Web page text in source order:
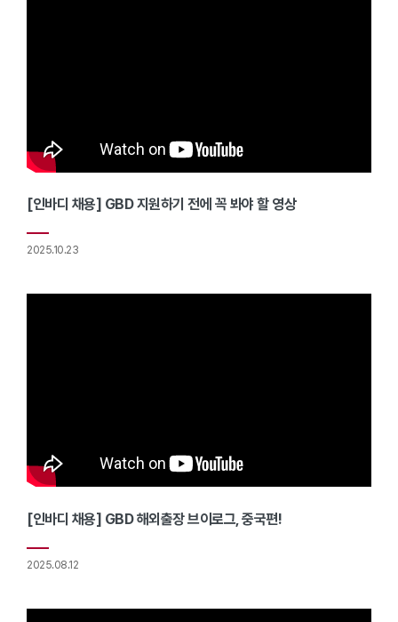
[인바디 채용] GBD 지원하기 전에 꼭 봐야 할 영상
2025.10.23
[인바디 채용] GBD 해외출장 브이로그, 중국편!
2025.08.12